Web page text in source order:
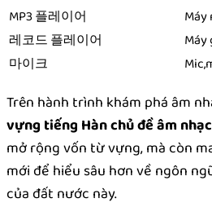
MP3 플레이어
Máy
레코드 플레이어
Máy
마이크
Trên hành trình khám phá âm
vựng tiếng Hàn chủ đề âm nhạc
mở rộng vốn từ vựng, mà còn
mới để hiểu sâu hơn về ngôn
của đất nước này.